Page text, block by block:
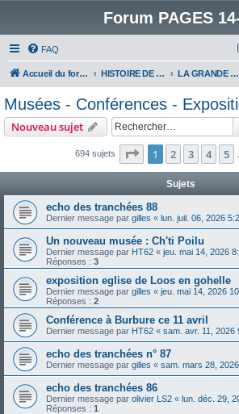
Forum PAGES
FAQ
Accueil du forum HISTOIRE DE LA GRANDE GUERRE LA GRANDE GUERRE VUE D'AUJOURD'HUI
Musées - Conférences -
Nouveau sujet
694 sujets Page 1sur28
1 2 3 4 5
Sujets
echo des tranchées 88
Dernier message par gilles « lun. juil. 06, 2026
Un nouveau musée : Ch'ti Poilu
Dernier message par HT62 « jeu. mai 14, 2026
Réponses : 3
exposition eglise de Loos en gohelle
Dernier message par gilles « jeu. mai 14, 2026
Réponses : 2
Conférence à Burbure ce 11 avril
Dernier message par HT62 « sam. avr. 11, 2026
echo des tranchées n° 87
Dernier message par gilles « sam. mars 28,
echo des tranchées 86
Dernier message par olivier LS2 « lun. déc. 29,
Réponses : 1